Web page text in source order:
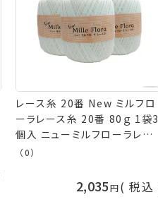
レース糸 20番 New ミルフロ
ーラレース糸 20番 80ｇ 1袋3
個入 ニューミルフローラレー
ス糸 元廣
（0）
2,035 税込